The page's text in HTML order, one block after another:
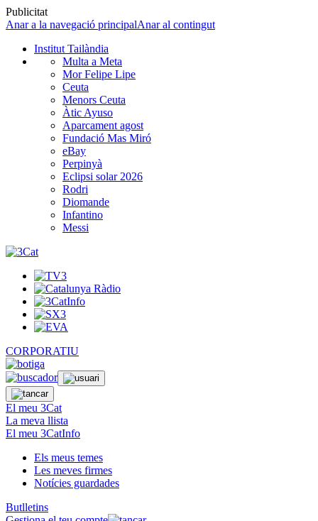
Publicitat
Anar a la navegació principalAnar al contingut
Institut Tailàndia
Multa a Meta
Mor Felipe Lipe
Ceuta
Menors Ceuta
Àtic Ayuso
Aparcament agost
Fundació Mas Miró
eBay
Perpinyà
Eclipsi solar 2026
Rodri
Diomande
Infantino
Messi
CORPORATIU
El meu 3Cat
La meva llista
El meu 3CatInfo
Els meus temes
Les meves firmes
Notícies guardades
Butlletins